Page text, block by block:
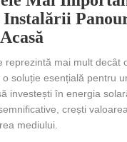
Instalării
reprezintă mai mult decât
soluție esențială pentru
investești în energia
crești
mediului.